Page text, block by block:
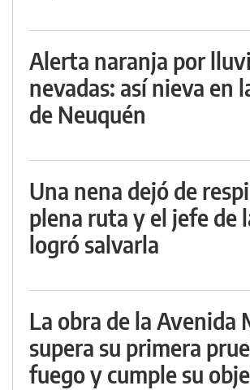
Alerta naranja por
nevadas: así nieva en
de Neuquén
Una nena dejó de
plena ruta y el jefe de
logró salvarla
La obra de la Avenida
supera su primera
fuego y cumple su